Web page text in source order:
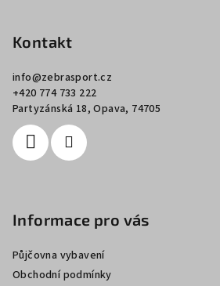
Kontakt
info@zebrasport.cz
+420 774 733 222
Partyzánská 18, Opava, 74705
Informace pro vás
Půjčovna vybavení
Obchodní podmínky